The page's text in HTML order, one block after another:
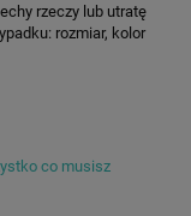
rzeczy lub utratę
rozmiar, kolor
co musisz